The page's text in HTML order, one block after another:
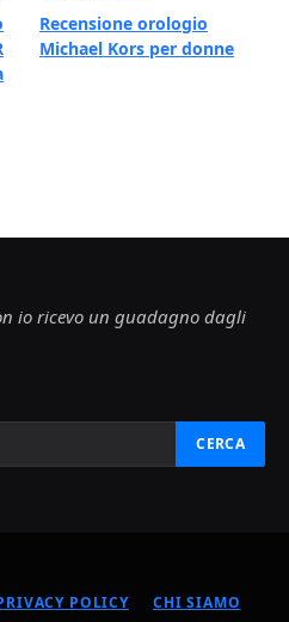
Recensione orologio
Michael Kors per donne
io ricevo un guadagno dagli
POLICY CHI SIAMO